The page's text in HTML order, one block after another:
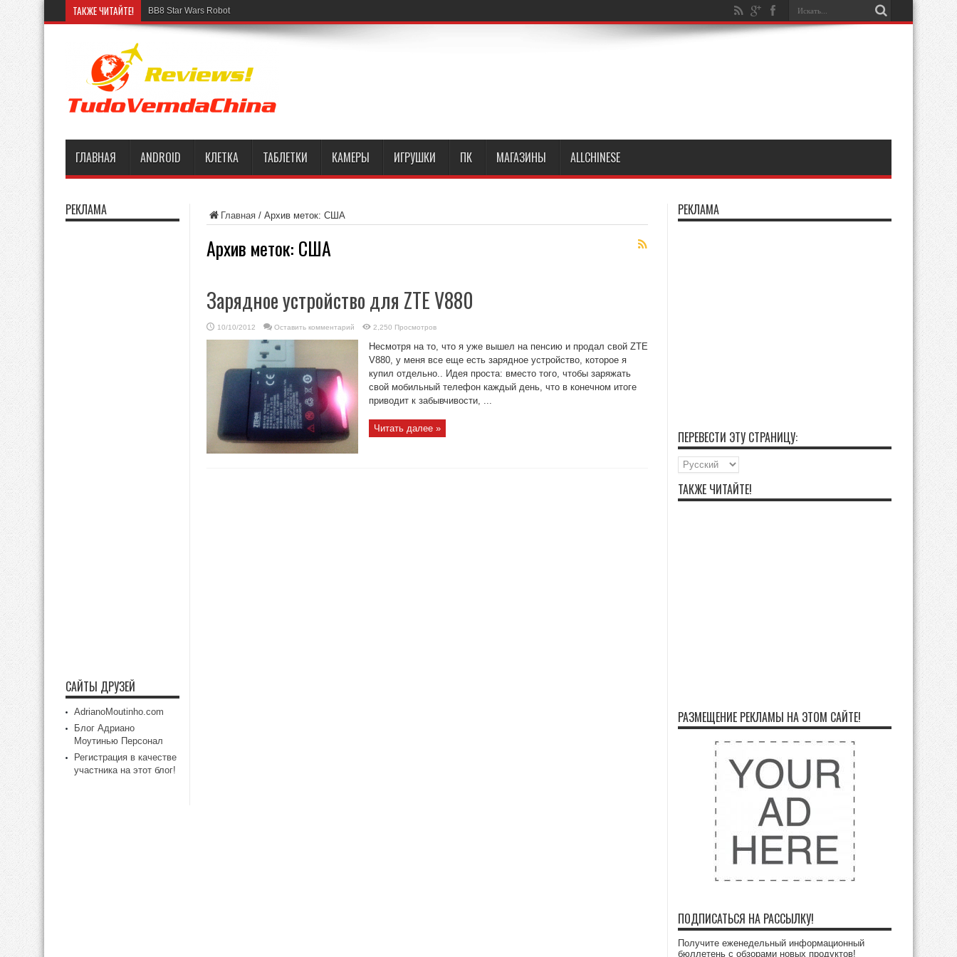
ТАКЖЕ ЧИТАЙТЕ! BB8 Star Wars Robot
ГЛАВНАЯ ANDROID КЛЕТКА ТАБЛЕТКИ КАМЕРЫ ИГРУШКИ ПК МАГАЗИНЫ ALLCHINESE
Главная / Архив меток: США
Архив меток: США
Зарядное устройство для ZTE V880
10/10/2012 Оставить комментарий 2,250 Просмотров
Несмотря на то, что я уже вышел на пенсию и продал свой ZTE
V880, у меня все еще есть зарядное устройство, которое я
купил отдельно.. Идея проста: вместо того, чтобы заряжать
свой мобильный телефон каждый день, что в конечном итоге
приводит к забывчивости, ...
Читать далее »
РЕКЛАМА
САЙТЫ ДРУЗЕЙ
AdrianoMoutinho.com
Блог Адриано
Моутинью Персонал
Регистрация в качестве
участника на этот блог!
РЕКЛАМА
ПЕРЕВЕСТИ ЭТУ СТРАНИЦУ:
ТАКЖЕ ЧИТАЙТЕ!
РАЗМЕЩЕНИЕ РЕКЛАМЫ НА ЭТОМ САЙТЕ!
ПОДПИСАТЬСЯ НА РАССЫЛКУ!
Получите еженедельный информационный
бюллетень с обзорами новых продуктов!